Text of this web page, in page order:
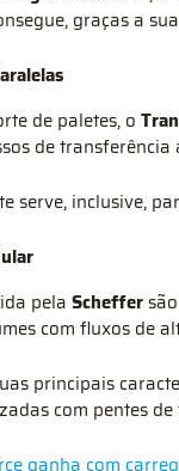
graças a
de paletes, o
de transferência
serve, inclusive,
pela Scheffer
com fluxos de
principais
com pentes
ganha com